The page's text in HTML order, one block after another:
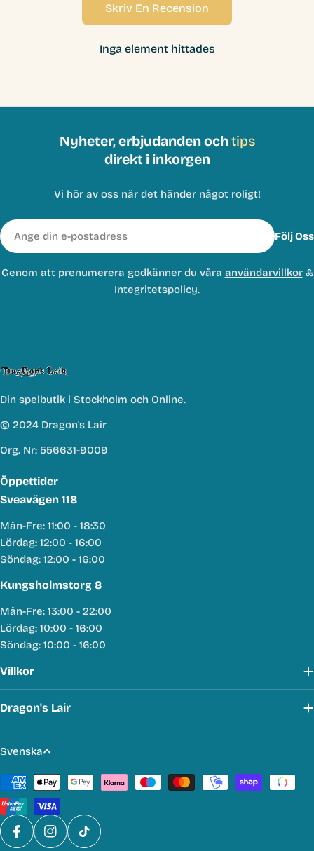
Skriv En Recension
Inga element hittades
Nyheter, erbjudanden ochtips
direkt i inkorgen
Vi hör av oss när det händer något roligt!
E-
post
Följ Oss
Genom att prenumerera godkänner du våra användarvillkor&
Integritetspolicy.
Din spelbutik i Stockholm och Online.
© 2024 Dragon's Lair
Org. Nr: 556631-9009
Öppettider
Sveavägen 118
Mån-Fre: 11:00 - 18:30
Lördag: 12:00 - 16:00
Söndag: 12:00 - 16:00
Kungsholmstorg 8
Mån-Fre: 13:00 - 22:00
Lördag: 10:00 - 16:00
Söndag: 10:00 - 16:00
Villkor
Dragon's Lair
S
p
r
å
k
Svenska
Betalmetoder
FacebookInstagram
TikTok